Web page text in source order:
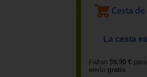
La cesta
Faltan 59,90 €
envío gratis